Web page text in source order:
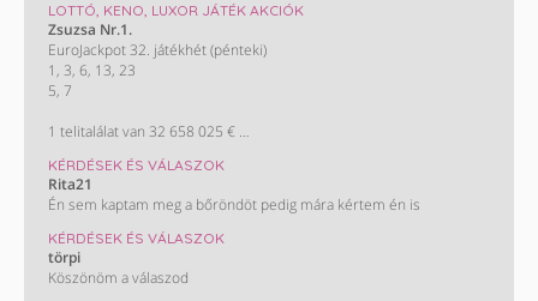
LOTTÓ, KENO, LUXOR JÁTÉK AKCIÓK
Zsuzsa Nr.1.
EuroJackpot 32. játékhét (pénteki)
1, 3, 6, 13, 23
5, 7
1 telitalálat van 32 658 025 €
3,6 milliárd Ft
(10 millió €)
KÉRDÉSEK ÉS VÁLASZOK
Rita21
Én sem kaptam meg a bőröndöt pedig mára kértem én is
KÉRDÉSEK ÉS VÁLASZOK
törpi
Köszönöm a válaszod